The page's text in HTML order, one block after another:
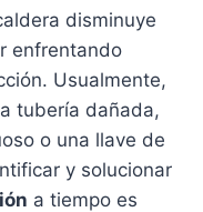
disminuye
enfrentando
Usualmente,
tubería dañada,
o una llave de
y solucionar
a tiempo es